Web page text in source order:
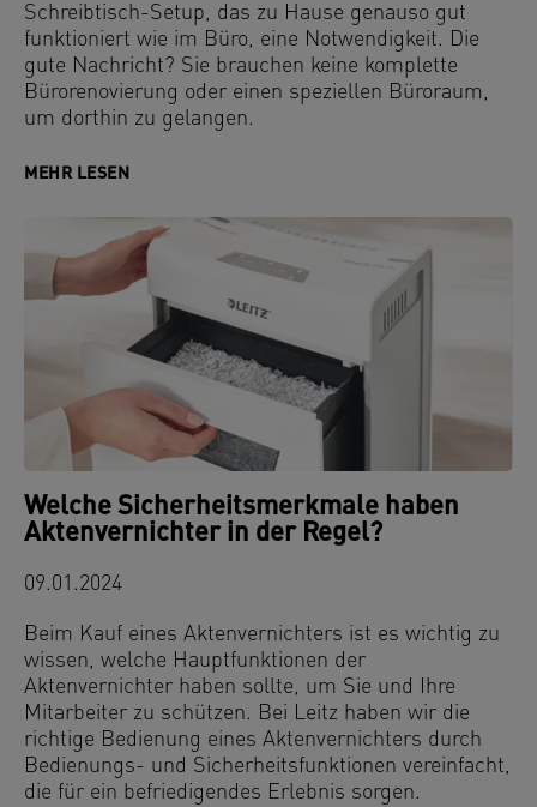
Schreibtisch-Setup, das zu Hause genauso gut
funktioniert wie im Büro, eine Notwendigkeit. Die
gute Nachricht? Sie brauchen keine komplette
Bürorenovierung oder einen speziellen Büroraum,
um dorthin zu gelangen.
MEHR LESEN
Welche Sicherheitsmerkmale haben
Aktenvernichter in der Regel?
09.01.2024
Beim Kauf eines Aktenvernichters ist es wichtig zu
wissen, welche Hauptfunktionen der
Aktenvernichter haben sollte, um Sie und Ihre
Mitarbeiter zu schützen. Bei Leitz haben wir die
richtige Bedienung eines Aktenvernichters durch
Bedienungs- und Sicherheitsfunktionen vereinfacht,
die für ein befriedigendes Erlebnis sorgen.